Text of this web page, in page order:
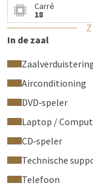
Carré
18
In de zaal
Airconditioning
DVD‑speler
Laptop /
CD‑speler
Technische
Telefoon